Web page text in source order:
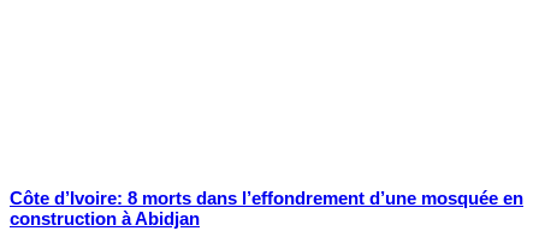
Côte d’Ivoire: 8 morts dans l’effondrement d’une mosquée en
construction à Abidjan